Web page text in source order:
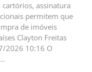
assinatura
permitem que
de imóveis
Clayton Freitas
2026 10:16 O